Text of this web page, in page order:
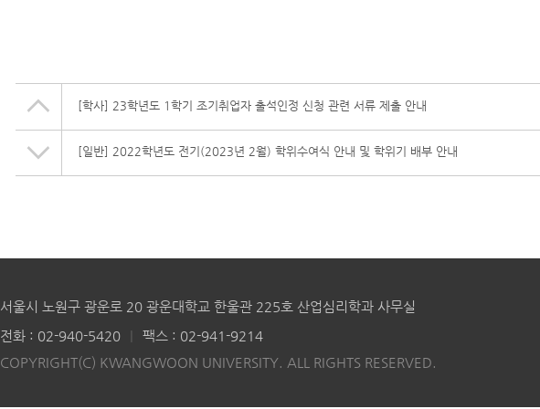
[학사] 23학년도 1학기 조기취업자 출석인정 신청 관련 서류 제출 안내
[일반] 2022학년도 전기(2023년 2월) 학위수여식 안내 및 학위기 배부 안내
서울시 노원구 광운로 20 광운대학교 한울관 225호 산업심리학과 사무실
전화 : 02-940-5420
|
팩스 : 02-941-9214
COPYRIGHT(C) KWANGWOON UNIVERSITY. ALL RIGHTS RESERVED.